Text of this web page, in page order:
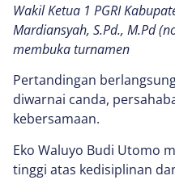
Wakil Ketua 1 PGRI
Mardiansyah, S.Pd., M.Pd
membuka turnamen
Pertandingan
diwarnai canda,
kebersamaan.
Eko Waluyo Budi Utomo
tinggi atas kedisiplinan